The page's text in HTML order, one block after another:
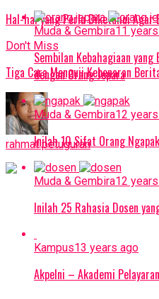
Hal-hal yang Perlu Diketahui Agar
Don't Miss
Tiga Cara Menguji Kebenaran
rahmat petuguran
Muda & Gembira11
Sembilan Kebahagiaan
dengan Orang Jepara
Muda & Gembira12
Inilah 10 Sifat Orang
Muda & Gembira12
Inilah 25 Rahasia Dosen
Kampus13 years ago
Akpelni – Akademi